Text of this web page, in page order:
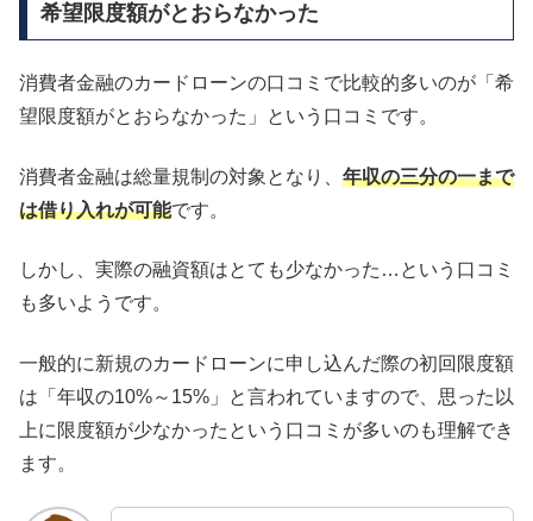
希望限度額がとおらなかった
消費者金融のカードローンの口コミで比較的多いのが「希
望限度額がとおらなかった」という口コミです。
消費者金融は総量規制の対象となり、 年収の三分の一まで
は借り入れが可能です。
しかし、実際の融資額はとても少なかった…という口コミ
も多いようです。
一般的に新規のカードローンに申し込んだ際の初回限度額
は「年収の10%～15%」と言われていますので、思った以
上に限度額が少なかったという口コミが多いのも理解でき
ます。